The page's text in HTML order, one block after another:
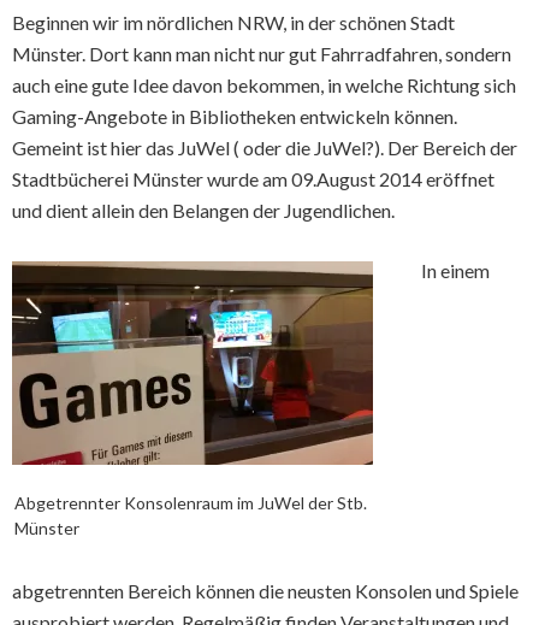
Beginnen wir im nördlichen NRW, in der schönen Stadt
Münster. Dort kann man nicht nur gut Fahrradfahren, sondern
auch eine gute Idee davon bekommen, in welche Richtung sich
Gaming-Angebote in Bibliotheken entwickeln können.
Gemeint ist hier das JuWel ( oder die JuWel?). Der Bereich der
Stadtbücherei Münster wurde am 09.August 2014 eröffnet
und dient allein den Belangen der Jugendlichen.
Abgetrennter Konsolenraum im JuWel der Stb.
Münster
In einem
abgetrennten Bereich können die neusten Konsolen und Spiele